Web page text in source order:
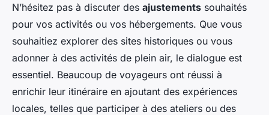
N’hésitez pas à discuter des ajustements souhaités
pour vos activités ou vos hébergements. Que vous
souhaitiez explorer des sites historiques ou vous
adonner à des activités de plein air, le dialogue est
essentiel. Beaucoup de voyageurs ont réussi à
enrichir leur itinéraire en ajoutant des expériences
locales, telles que participer à des ateliers ou des